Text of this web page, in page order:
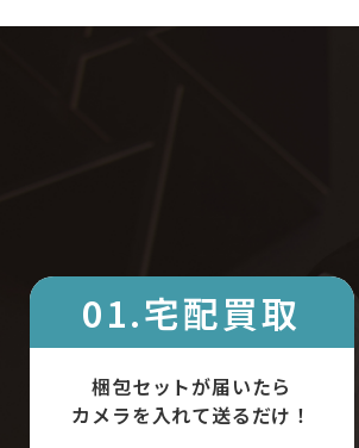
01.宅配買取
梱包セットが届いたら
カメラを入れて送るだけ！